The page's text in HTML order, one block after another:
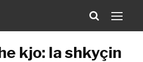
kjo: Ia shkyçin